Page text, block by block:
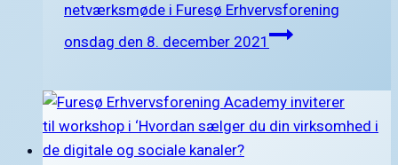
netværksmøde i Furesø Erhvervsforening
onsdag den 8. december 2021